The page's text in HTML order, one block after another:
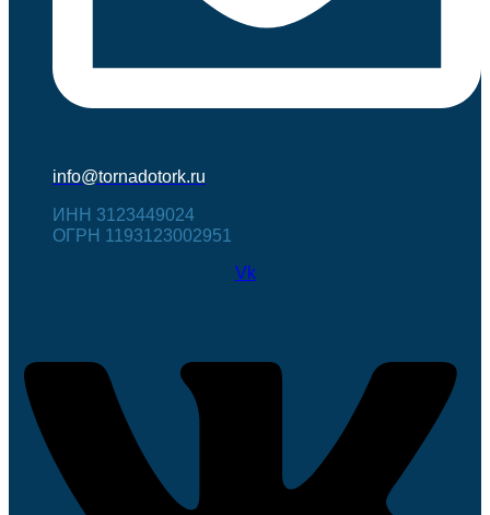
info@tornadotork.ru
ИНН 3123449024
ОГРН 1193123002951
Vk